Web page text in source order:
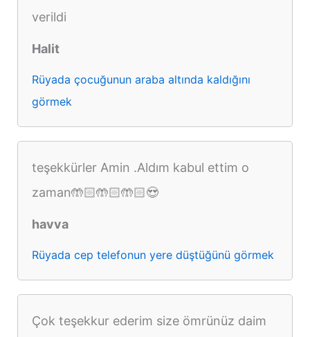
verildi
Halit
Rüyada çocuğunun araba altında kaldığını
görmek
teşekkürler Amin .Aldım kabul ettim o
zaman🤲🏻🤲🏻🤲🏻😍
havva
Rüyada cep telefonun yere düştüğünü görmek
Çok teşekkur ederim size ömrünüz daim